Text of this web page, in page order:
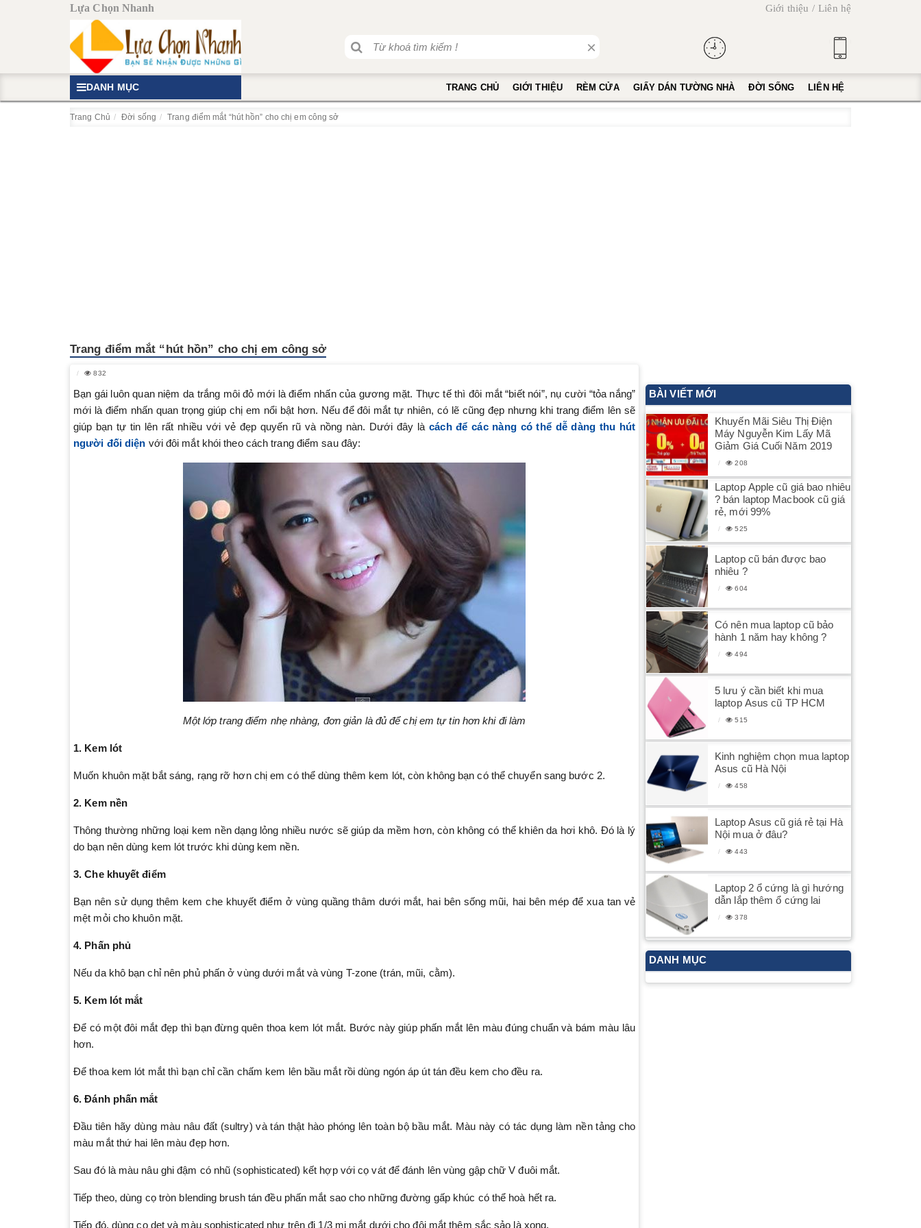
Lựa Chọn Nhanh Giới thiệu Liên hệ
×
DANH MỤC TRANG CHỦ GIỚI THIỆU RÈM CỬA GIẤY DÁN TƯỜNG NHÀ ĐỜI SỐNG LIÊN HỆ
Trang Chủ Đời sống Trang điểm mắt “hút hồn” cho chị em công sở
Trang điểm mắt “hút hồn” cho chị em công sở
832
Bạn gái luôn quan niệm da trắng môi đỏ mới là điểm nhấn của gương mặt. Thực tế thì đôi mắt “biết nói”, nụ cười “tỏa nắng”
mới là điểm nhấn quan trọng giúp chị em nổi bật hơn. Nếu để đôi mắt tự nhiên, có lẽ cũng đẹp nhưng khi trang điểm lên sẽ
giúp bạn tự tin lên rất nhiều với vẻ đẹp quyến rũ và nồng nàn. Dưới đây làcách để các nàng có thể dễ dàng thu hút
người đối diện với đôi mắt khói theo cách trang điểm sau đây:
Một lớp trang điểm nhẹ nhàng, đơn giản là đủ để chị em tự tin hơn khi đi làm
1. Kem lót
Muốn khuôn mặt bắt sáng, rạng rỡ hơn chị em có thể dùng thêm kem lót, còn không bạn có thể chuyển sang bước 2.
2. Kem nền
Thông thường những loại kem nền dạng lỏng nhiều nước sẽ giúp da mềm hơn, còn không có thể khiên da hơi khô. Đó là lý
do bạn nên dùng kem lót trước khi dùng kem nền.
3. Che khuyết điểm
Bạn nên sử dụng thêm kem che khuyết điểm ở vùng quầng thâm dưới mắt, hai bên sống mũi, hai bên mép để xua tan vẻ
mệt mỏi cho khuôn mặt.
4. Phấn phủ
Nếu da khô bạn chỉ nên phủ phấn ở vùng dưới mắt và vùng T-zone (trán, mũi, cằm).
5. Kem lót mắt
Để có một đôi mắt đẹp thì bạn đừng quên thoa kem lót mắt. Bước này giúp phấn mắt lên màu đúng chuẩn và bám màu lâu
hơn.
Để thoa kem lót mắt thì bạn chỉ cần chấm kem lên bầu mắt rồi dùng ngón áp út tán đều kem cho đều ra.
6. Đánh phấn mắt
Đầu tiên hãy dùng màu nâu đất (sultry) và tán thật hào phóng lên toàn bộ bầu mắt. Màu này có tác dụng làm nền tảng cho
màu mắt thứ hai lên màu đẹp hơn.
Sau đó là màu nâu ghi đậm có nhũ (sophisticated) kết hợp với cọ vát để đánh lên vùng gập chữ V đuôi mắt.
Tiếp theo, dùng cọ tròn blending brush tán đều phấn mắt sao cho những đường gấp khúc có thể hoà hết ra.
Tiếp đó, dùng cọ dẹt và màu sophisticated như trên đi 1/3 mi mắt dưới cho đôi mắt thêm sắc sảo là xong.
BÀI VIẾT MỚI
Khuyến Mãi Siêu Thị Điện
Máy Nguyễn Kim Lấy Mã
Giảm Giá Cuối Năm 2019
208
Laptop Apple cũ giá bao nhiêu
? bán laptop Macbook cũ giá
rẻ, mới 99%
525
Laptop cũ bán được bao
nhiêu ?
604
Có nên mua laptop cũ bảo
hành 1 năm hay không ?
494
5 lưu ý cần biết khi mua
laptop Asus cũ TP HCM
515
Kinh nghiệm chọn mua laptop
Asus cũ Hà Nội
458
Laptop Asus cũ giá rẻ tại Hà
Nội mua ở đâu?
443
Laptop 2 ổ cứng là gì hướng
dẫn lắp thêm ổ cứng lai
378
DANH MỤC